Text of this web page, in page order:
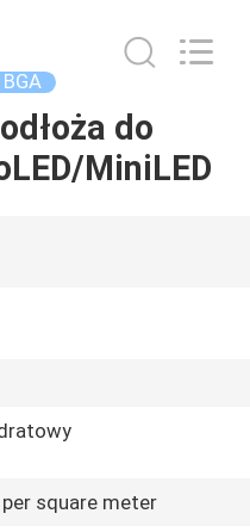
do
MiniLED
per square meter